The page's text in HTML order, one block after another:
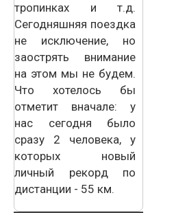
тропинках и т.д.
Сегодняшняя поездка
не исключение, но
заострять внимание
на этом мы не будем.
Что хотелось бы
отметит вначале: у
нас сегодня было
сразу 2 человека, у
которых новый
личный рекорд по
дистанции - 55 км.